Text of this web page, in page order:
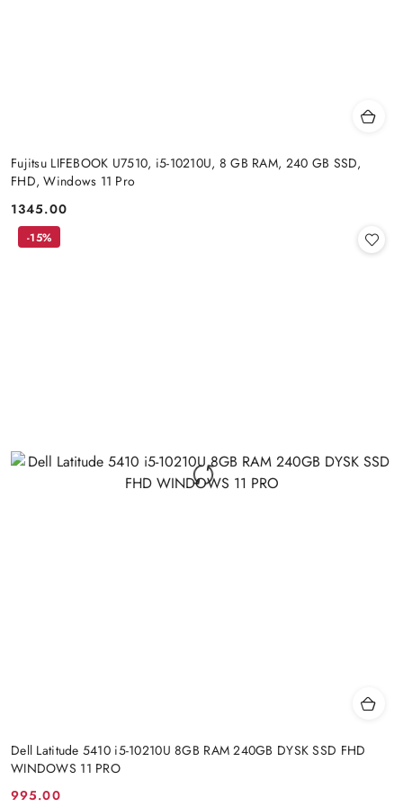
Fujitsu LIFEBOOK U7510, i5-10210U, 8 GB RAM, 240 GB SSD,
FHD, Windows 11 Pro
Cena:
1345.00
Dell Latitude 5410 i5-10210U 8GB RAM 240GB DYSK SSD FHD
WINDOWS 11 PRO
995.00
-15%